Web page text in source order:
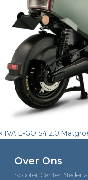
Post
navigation
IVA E-GO S4 2.0
Over Ons
Scooter Center